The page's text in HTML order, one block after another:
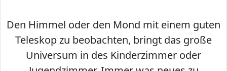
Den Himmel oder den Mond mit einem guten
Teleskop zu beobachten, bringt das große
Universum in des Kinderzimmer oder